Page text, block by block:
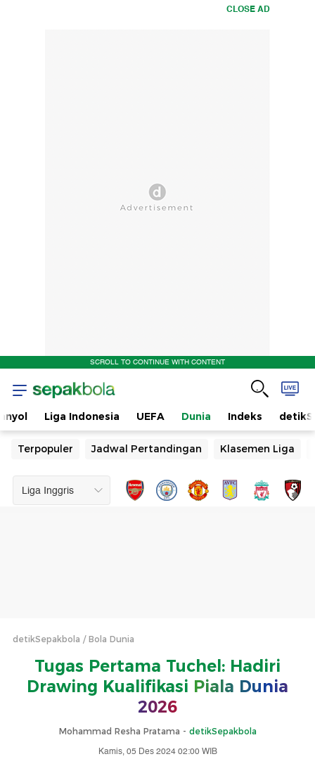
CLOSE AD
SCROLL TO CONTINUE WITH CONTENT
Liga Indonesia UEFA Dunia Indeks
Terpopuler Jadwal Pertandingan Klasemen Liga
detikSepakbola Bola Dunia
Tugas Pertama Tuchel: Hadiri
Drawing Kualifikasi Piala Dunia
2026
Mohammad Resha Pratama - detikSepakbola
Kamis, 05 Des 2024 02:00 WIB